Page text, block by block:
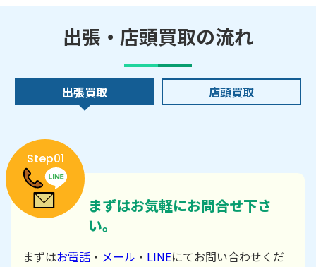
出張・店頭買取の流れ
出張買取 店頭買取
Step01
まずはお気軽にお問合せ下さ
い。
まずはお電話 ・ メール ・ LINEにてお問い合わせくだ